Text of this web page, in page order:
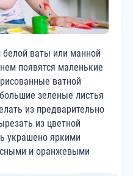
ваты или манной
появятся маленькие
ватной
зеленые листья
из предварительно
из цветной
украшено яркими
и оранжевыми